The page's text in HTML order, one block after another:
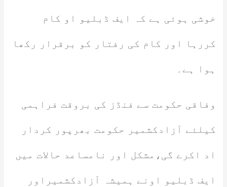
خوشی ہوئی ہے کہ ایف ڈبلیو او کام
کررہا اور کام کی رفتار کو برقرار رکھا
ہوا ہے۔
وفاقی حکومت سے فنڈز کی بروقت فراہمی
کیلئے آزادکشمیر حکومت بھرپور کردار
اد اکرے گی،مشکل اور نامساعد حالات میں
ایف ڈبلیو اونے ہمیشہ آزادکشمیراور